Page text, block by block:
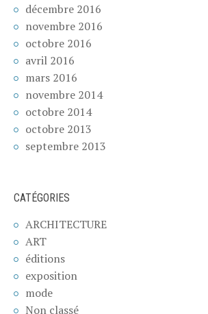
décembre 2016
novembre 2016
octobre 2016
avril 2016
mars 2016
novembre 2014
octobre 2014
octobre 2013
septembre 2013
CATÉGORIES
ARCHITECTURE
ART
éditions
exposition
mode
Non classé